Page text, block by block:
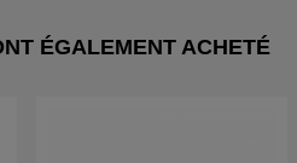
ÉGALEMENT ACHETÉ